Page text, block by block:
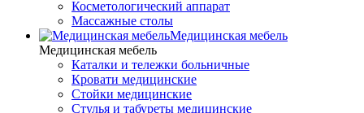
Косметологический аппарат
Массажные столы
Медицинская мебель
Медицинская мебель
Каталки и тележки больничные
Кровати медицинские
Стойки медицинские
Стулья и табуреты медицинские